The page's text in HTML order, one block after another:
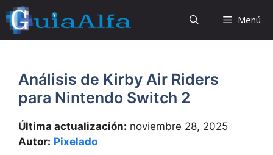
Saltar
al
contenido
Menú
Análisis de Kirby Air Riders
para Nintendo Switch 2
Última actualización: noviembre 28, 2025
Autor: Pixelado